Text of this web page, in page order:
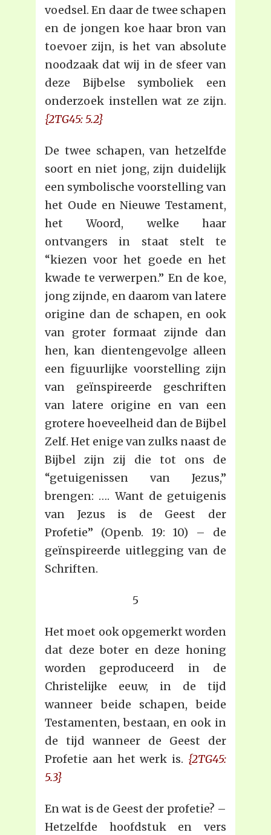
voedsel. En daar de twee schapen
en de jongen koe haar bron van
toevoer zijn, is het van absolute
noodzaak dat wij in de sfeer van
deze Bijbelse symboliek een
onderzoek instellen wat ze zijn.
{2TG45: 5.2}
De twee schapen, van hetzelfde
soort en niet jong, zijn duidelijk
een symbolische voorstelling van
het Oude en Nieuwe Testament,
het Woord, welke haar
ontvangers in staat stelt te
“kiezen voor het goede en het
kwade te verwerpen.” En de koe,
jong zijnde, en daarom van latere
origine dan de schapen, en ook
van groter formaat zijnde dan
hen, kan dientengevolge alleen
een figuurlijke voorstelling zijn
van geïnspireerde geschriften
van latere origine en van een
grotere hoeveelheid dan de Bijbel
Zelf. Het enige van zulks naast de
Bijbel zijn zij die tot ons de
“getuigenissen van Jezus,”
brengen: …. Want de getuigenis
van Jezus is de Geest der
Profetie” (Openb. 19: 10) – de
geïnspireerde uitlegging van de
Schriften.
5
Het moet ook opgemerkt worden
dat deze boter en deze honing
worden geproduceerd in de
Christelijke eeuw, in de tijd
wanneer beide schapen, beide
Testamenten, bestaan, en ook in
de tijd wanneer de Geest der
Profetie aan het werk is. {2TG45:
5.3}
En wat is de Geest der profetie? –
Hetzelfde hoofdstuk en vers